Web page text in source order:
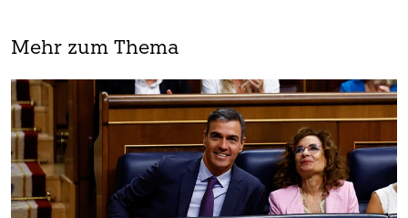
Mehr zum Thema